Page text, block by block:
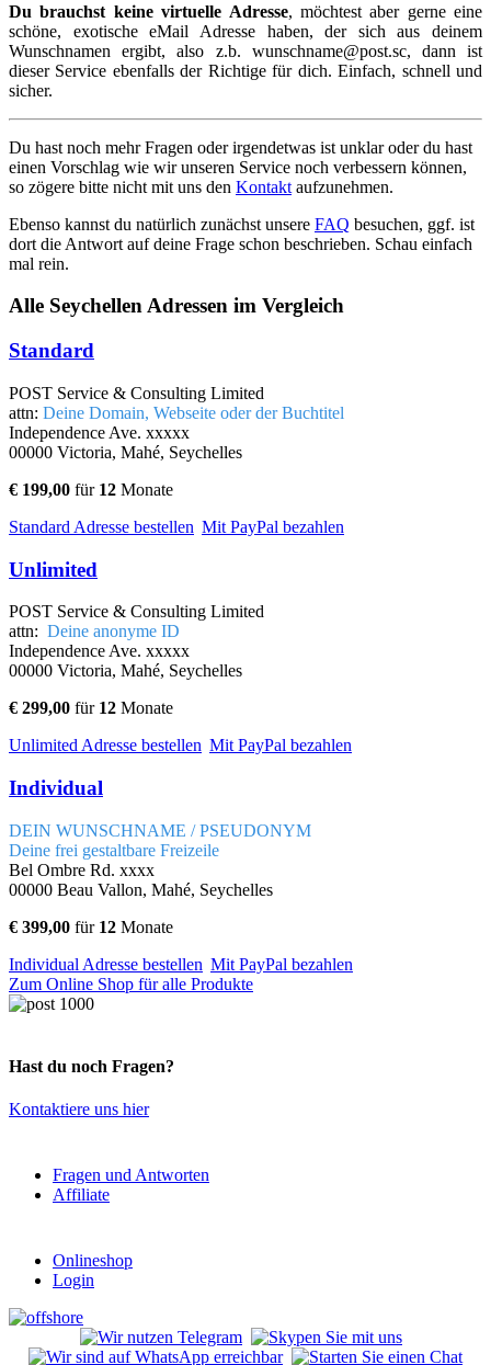
Du brauchst keine virtuelle Adresse, möchtest aber gerne eine
schöne, exotische eMail Adresse haben, der sich aus deinem
Wunschnamen ergibt, also z.b. wunschname@post.sc, dann ist
dieser Service ebenfalls der Richtige für dich. Einfach, schnell und
sicher.
Du hast noch mehr Fragen oder irgendetwas ist unklar oder du hast
einen Vorschlag wie wir unseren Service noch verbessern können,
so zögere bitte nicht mit uns den Kontakt aufzunehmen.
Ebenso kannst du natürlich zunächst unsere FAQ besuchen, ggf. ist
dort die Antwort auf deine Frage schon beschrieben. Schau einfach
mal rein.
Alle Seychellen Adressen im Vergleich
Standard
POST Service & Consulting Limited
attn: Deine Domain, Webseite oder der Buchtitel
Independence Ave. xxxxx
00000 Victoria, Mahé, Seychelles
€ 199,00 für 12 Monate
Standard Adresse bestellen Mit PayPal bezahlen
Unlimited
POST Service & Consulting Limited
attn: Deine anonyme ID
Independence Ave. xxxxx
00000 Victoria, Mahé, Seychelles
€ 299,00 für 12 Monate
Unlimited Adresse bestellen Mit PayPal bezahlen
Individual
DEIN WUNSCHNAME / PSEUDONYM
Deine frei gestaltbare Freizeile
Bel Ombre Rd. xxxx
00000 Beau Vallon, Mahé, Seychelles
€ 399,00 für 12 Monate
Individual Adresse bestellen Mit PayPal bezahlen
Zum Online Shop für alle Produkte
Hast du noch Fragen?
Kontaktiere uns hier
Fragen und Antworten
Affiliate
Onlineshop
Login